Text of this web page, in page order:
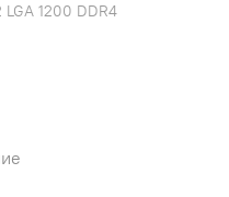
LGA 1200 DDR4